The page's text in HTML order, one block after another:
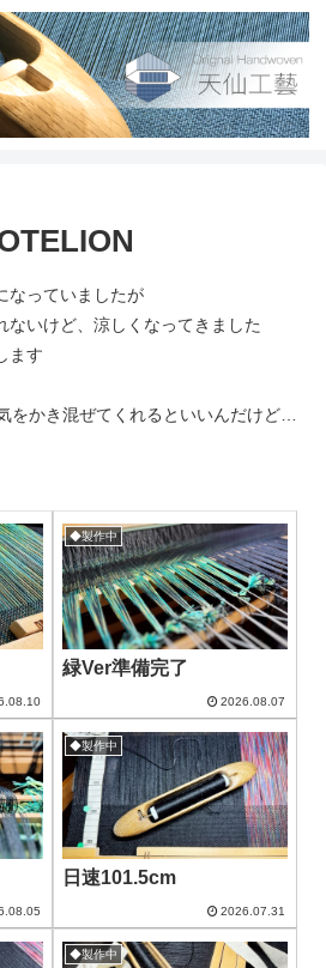
なっていましたが
ないけど、涼しくなってきました
ます
をかき混ぜてくれるといいんだけど…
◆製作中
緑Ver準備完了
2026.08.07
◆製作中
日速101.5cm
2026.07.31
◆製作中